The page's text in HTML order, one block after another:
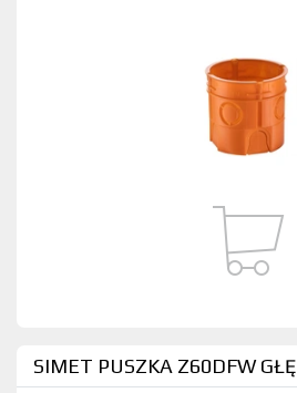
SIMET PUSZKA Z60DFW